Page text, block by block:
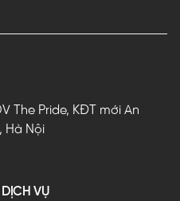
The Pride, KĐT mới An
Hà Nội
DỊCH VỤ